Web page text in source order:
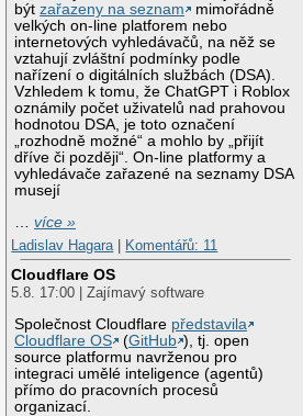
býtzařazeny na seznam
mimořádně
velkých on-line platforem nebo
internetových vyhledávačů, na něž se
vztahují zvláštní podmínky podle
nařízení o digitálních službách (DSA).
Vzhledem k tomu, že ChatGPT i Roblox
oznámily počet uživatelů nad prahovou
hodnotou DSA, je toto označení
„rozhodně možné“ a mohlo by „přijít
dříve či později“. On-line platformy a
vyhledávače zařazené na seznamy DSA
musejí
…více »
Ladislav Hagara| Komentářů: 11
Cloudflare OS
5.8. 17:00 | Zajímavý software
Společnost Cloudflare představila
Cloudflare OS
(GitHub ), tj. open
source platformu navrženou pro
integraci umělé inteligence (agentů)
přímo do pracovních procesů
organizací.